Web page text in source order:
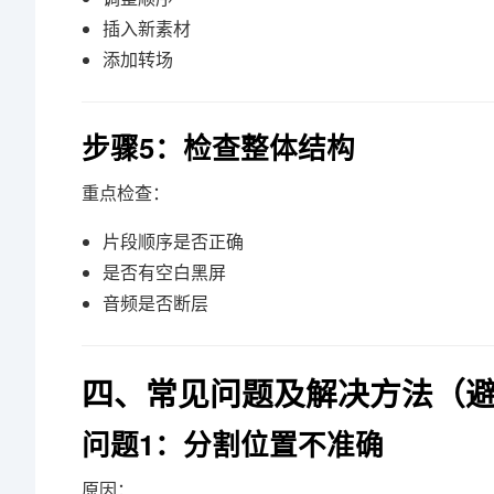
插入新素材
添加转场
步骤5：检查整体结构
重点检查：
片段顺序是否正确
是否有空白黑屏
音频是否断层
四、常见问题及解决方法（避
问题1：分割位置不准确